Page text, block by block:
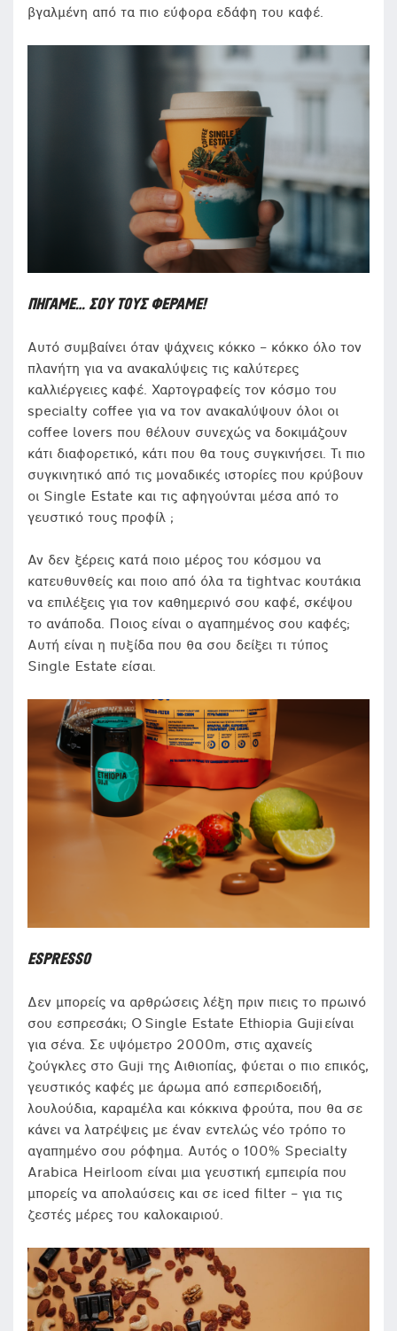
βγαλμένη από τα πιο εύφορα εδάφη του καφέ.
ΠΗΓΑΜΕ… ΣΟΥ ΤΟΥΣ ΦΕΡΑΜΕ!
Αυτό συμβαίνει όταν ψάχνεις κόκκο – κόκκο όλο τον
πλανήτη για να ανακαλύψεις τις καλύτερες
καλλιέργειες καφέ. Χαρτογραφείς τον κόσμο του
specialty coffee για να τον ανακαλύψουν όλοι οι
coffee lovers που θέλουν συνεχώς να δοκιμάζουν
κάτι διαφορετικό, κάτι που θα τους συγκινήσει. Τι πιο
συγκινητικό από τις μοναδικές ιστορίες που κρύβουν
οι Single Estate και τις αφηγούνται μέσα από το
γευστικό τους προφίλ ;
Αν δεν ξέρεις κατά ποιο μέρος του κόσμου να
κατευθυνθείς και ποιο από όλα τα tightvac κουτάκια
να επιλέξεις για τον καθημερινό σου καφέ, σκέψου
το ανάποδα. Ποιος είναι ο αγαπημένος σου καφές;
Αυτή είναι η πυξίδα που θα σου δείξει τι τύπος
Single Estate είσαι.
ESPRESSO
Δεν μπορείς να αρθρώσεις λέξη πριν πιεις το πρωινό
σου εσπρεσάκι; Ο Single Estate Ethiopia Guji είναι
για σένα. Σε υψόμετρο 2000m, στις αχανείς
ζούγκλες στο Guji της Αιθιοπίας, φύεται ο πιο επικός,
γευστικός καφές με άρωμα από εσπεριδοειδή,
λουλούδια, καραμέλα και κόκκινα φρούτα, που θα σε
κάνει να λατρέψεις με έναν εντελώς νέο τρόπο το
αγαπημένο σου ρόφημα. Αυτός ο 100% Specialty
Arabica Heirloom είναι μια γευστική εμπειρία που
μπορείς να απολαύσεις και σε iced filter – για τις
ζεστές μέρες του καλοκαιριού.